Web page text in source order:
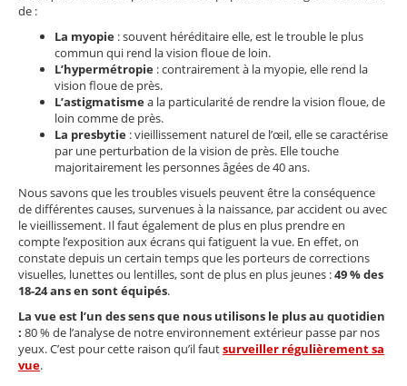
de :
La myopie : souvent héréditaire elle, est le trouble le plus
commun qui rend la vision floue de loin.
L’hypermétropie : contrairement à la myopie, elle rend la
vision floue de près.
L’astigmatismea la particularité de rendre la vision floue, de
loin comme de près.
La presbytie : vieillissement naturel de l’œil, elle se caractérise
par une perturbation de la vision de près. Elle touche
majoritairement les personnes âgées de 40 ans.
Nous savons que les troubles visuels peuvent être la conséquence
de différentes causes, survenues à la naissance, par accident ou avec
le vieillissement. Il faut également de plus en plus prendre en
compte l’exposition aux écrans qui fatiguent la vue. En effet, on
constate depuis un certain temps que les porteurs de corrections
visuelles, lunettes ou lentilles, sont de plus en plus jeunes :49 % des
18-24 ans en sont équipés.
La vue est l’un des sens que nous utilisons le plus au quotidien
: 80 % de l’analyse de notre environnement extérieur passe par nos
yeux. C’est pour cette raison qu’il fautsurveiller régulièrement sa
vue.